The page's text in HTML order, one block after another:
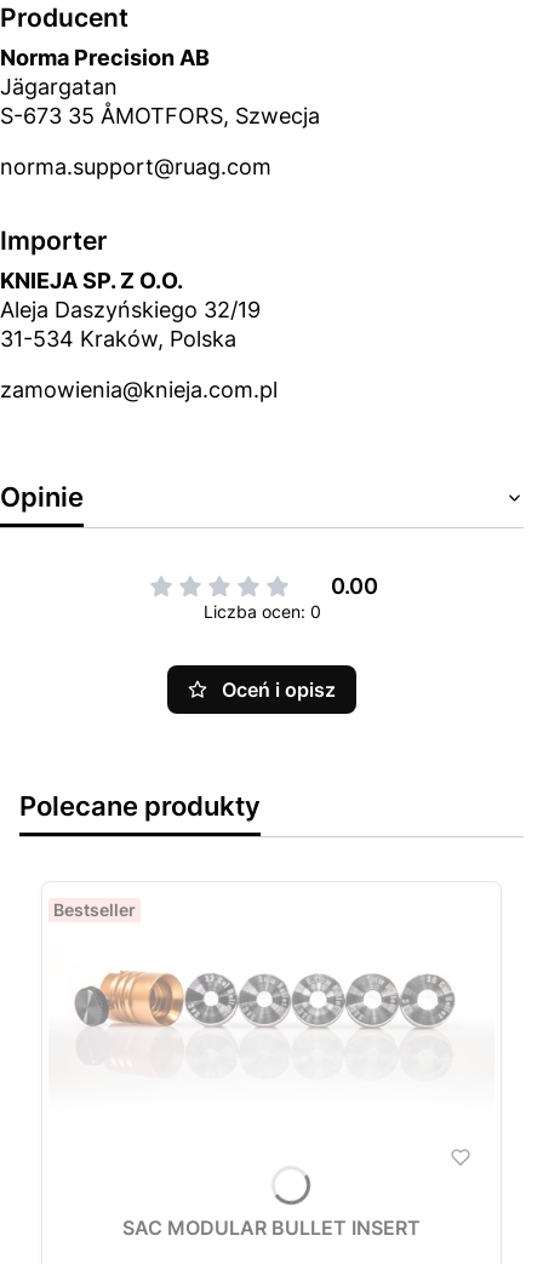
Producent
Norma Precision AB
Jägargatan
S-673 35 ÅMOTFORS, Szwecja
norma.support@ruag.com
Importer
KNIEJA SP. Z O.O.
Aleja Daszyńskiego 32/19
31-534 Kraków, Polska
zamowienia@knieja.com.pl
Opinie
0.00
Liczba ocen: 0
Oceń i opisz
Polecane produkty
Bestseller
SAC MODULAR BULLET INSERT